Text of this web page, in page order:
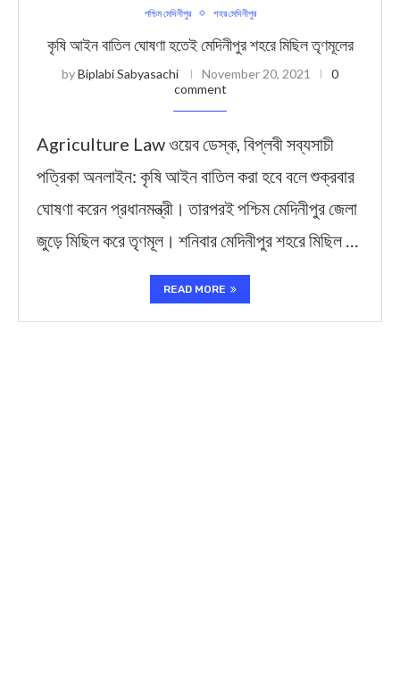
পশ্চিম মেদিনীপুর শহর মেদিনীপুর
কৃষি আইন বাতিল ঘোষণা হতেই মেদিনীপুর শহরে মিছিল তৃণমূলের
byBiplabi Sabyasachi November 20, 2021
0
comment
Agriculture Law ওয়েব ডেস্ক, বিপ্লবী সব্যসাচী
পত্রিকা অনলাইন: কৃষি আইন বাতিল করা হবে বলে শুক্রবার
ঘোষণা করেন প্রধানমন্ত্রী। তারপরই পশ্চিম মেদিনীপুর জেলা
জুড়ে মিছিল করে তৃণমূল। শনিবার মেদিনীপুর শহরে মিছিল …
READ MORE